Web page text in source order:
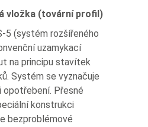
vložka (tovární profil)
5 (systém rozšířeného
uzamykací
na principu stavítek
Systém se vyznačuje
Přesné
konstrukci
bezproblémové